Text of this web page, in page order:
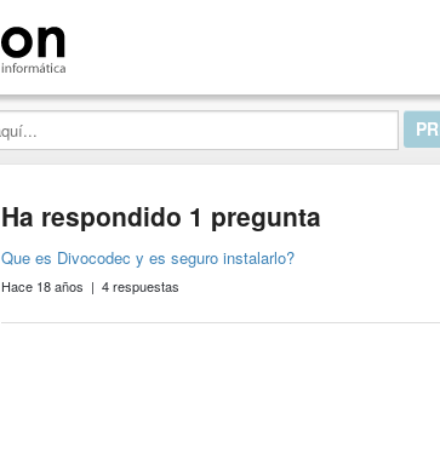
Ha respondido 1 pregunta
Que es Divocodec y es seguro instalarlo?
Hace 18 años | 4 respuestas